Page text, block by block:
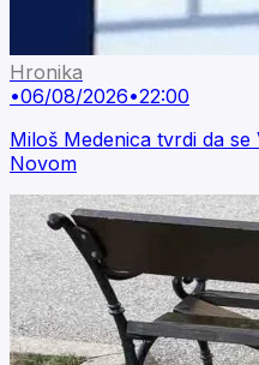
Hronika
•06/08/2026•22:00
Miloš Medenica tvrdi da
Novom